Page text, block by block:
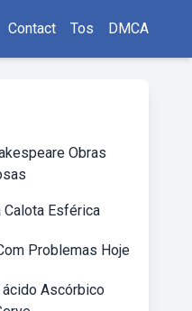
Contact Tos DMCA
Obras
Calota Esférica
Problemas Hoje
ácido Ascórbico